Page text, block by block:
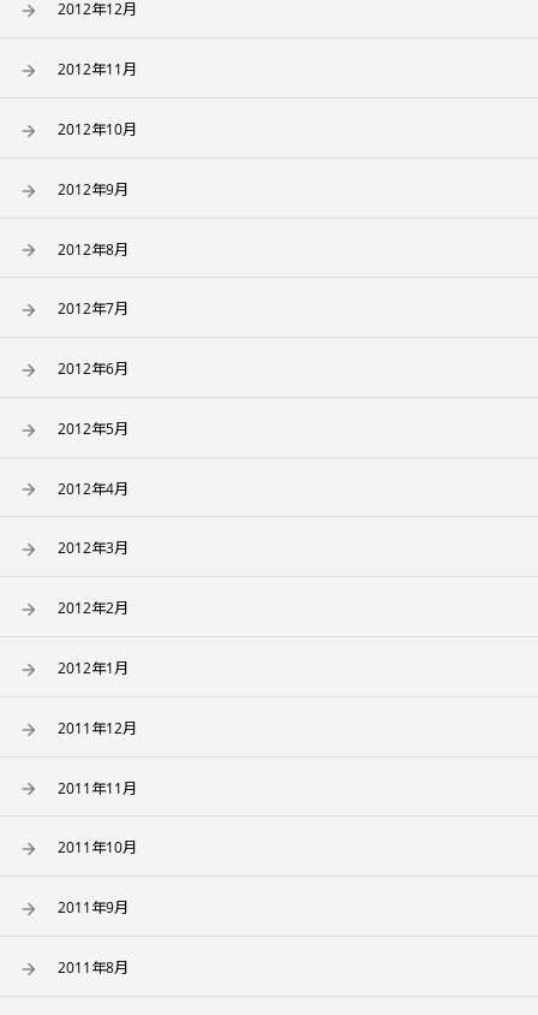
2012年12月
2012年11月
2012年10月
2012年9月
2012年8月
2012年7月
2012年6月
2012年5月
2012年4月
2012年3月
2012年2月
2012年1月
2011年12月
2011年11月
2011年10月
2011年9月
2011年8月